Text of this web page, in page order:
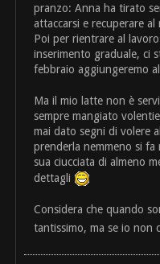
pranzo: Anna ha tirato
attaccarsi e recuperare
Poi per rientrare al
inserimento graduale, ci
febbraio aggiungeremo
Ma il mio latte non è
sempre mangiato
mai dato segni di volere
prenderla nemmeno si
sua ciucciata di almeno
dettagli
Considera che quando
tantissimo, ma se io non